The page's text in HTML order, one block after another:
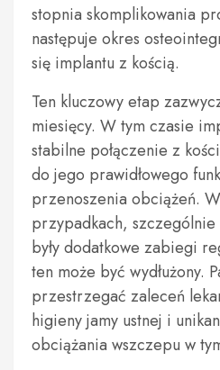
stopnia skomplikowania
następuje okres
się implantu z kością.
Ten kluczowy etap
miesięcy. W tym czasie
stabilne połączenie z
do jego prawidłowego
przenoszenia obciążeń.
przypadkach,
były dodatkowe zabiegi
ten może być wydłużony.
przestrzegać zaleceń
higieny jamy ustnej i
obciążania wszczepu w